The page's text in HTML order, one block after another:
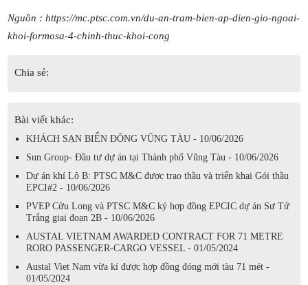
Nguồn : https://mc.ptsc.com.vn/du-an-tram-bien-ap-dien-gio-ngoai-
khoi-formosa-4-chinh-thuc-khoi-cong
Chia sẻ:
Bài viết khác:
KHÁCH SẠN BIỂN ĐÔNG VŨNG TÀU - 10/06/2026
Sun Group- Đầu tư dự án tại Thành phố Vũng Tàu - 10/06/2026
Dự án khí Lô B: PTSC M&C được trao thầu và triển khai Gói thầu
EPCI#2 - 10/06/2026
PVEP Cửu Long và PTSC M&C ký hợp đồng EPCIC dự án Sư Tử
Trắng giai đoạn 2B - 10/06/2026
AUSTAL VIETNAM AWARDED CONTRACT FOR 71 METRE
RORO PASSENGER-CARGO VESSEL - 01/05/2024
Austal Viet Nam vừa kí được hợp đồng đóng mới tàu 71 mét -
01/05/2024